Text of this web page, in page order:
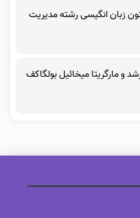
زبان انگیسی رشته مدیریت
و مارگریتا میخائیل بولگاکف